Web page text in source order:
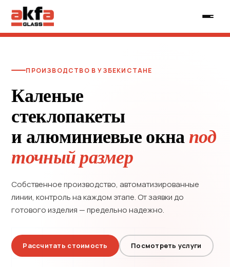
ПРОИЗВОДСТВО В УЗБЕКИСТАНЕ
Каленые
стеклопакеты
и алюминиевые окна под
точный размер
Собственное производство, автоматизированные
линии, контроль на каждом этапе. От заявки до
готового изделия — предельно надежно.
Рассчитать стоимость Посмотреть услуги